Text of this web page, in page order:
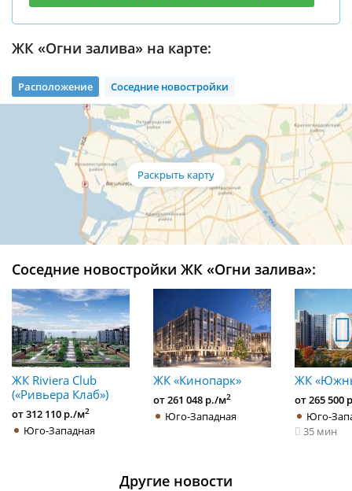
ЖК «Огни залива» на карте:
Расположение Соседние новостройки
Соседние новостройки ЖК «Огни залива»:
ЖК Riviera Club
(«Ривьера Клаб»)
от 312 110 р./м2
Юго-Западная
ЖК «Кинопарк»
от 261 048 р./м2
Юго-Западная
ЖК
от 265 500
Юго-
35 мин
Другие новости